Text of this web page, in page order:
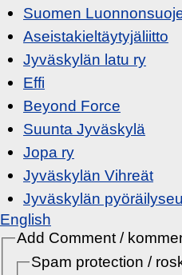
Suomen
Aseistakieltäytyjäliitto
Jyväskylän latu ry
Effi
Beyond Force
Suunta Jyväskylä
Jopa ry
Jyväskylän Vihreät
Jyväskylän
English
Add Comment /
Spam protection /